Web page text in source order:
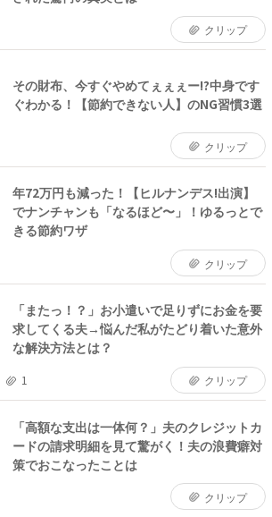
クリップ
その財布、今すぐやめてぇぇぇー!?中身です
ぐわかる！【節約できない人】のNG習慣3選
クリップ
年72万円も減った！【ヒルナンデス!出演】
でナンチャンも「なるほど〜」！ゆるっとで
きる節約ワザ
クリップ
「またっ！？」お小遣いで足りずにお金を要
求してくる夫→悩んだ私がたどり着いた意外
な解決方法とは？
1 クリップ
「高額な支出は一体何？」夫のクレジットカ
ードの請求明細を見て驚がく！夫の浪費癖対
策でおこなったことは
クリップ